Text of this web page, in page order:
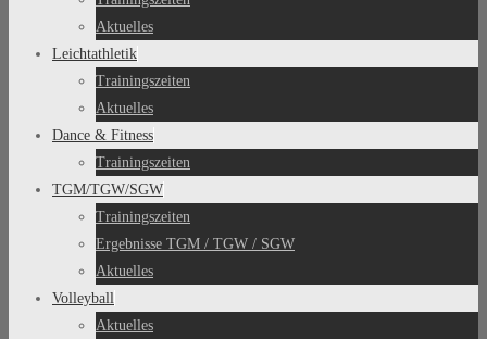
Aktuelles
Leichtathletik
Trainingszeiten
Aktuelles
Dance & Fitness
Trainingszeiten
TGM/TGW/SGW
Trainingszeiten
Ergebnisse TGM / TGW / SGW
Aktuelles
Volleyball
Aktuelles